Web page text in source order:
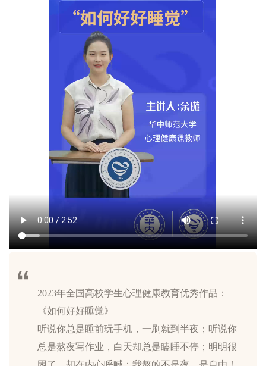
2023年全国高校学生心理健康教育优秀作品：
《如何好好睡觉》
听说你总是睡前玩手机，一刷就到半夜；听说你
总是熬夜写作业，白天却总是瞌睡不停；明明很